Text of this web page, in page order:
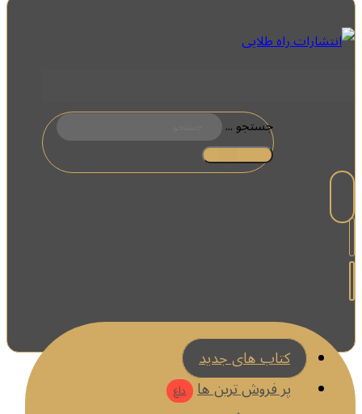
جستجو ...
کتاب های جدید
پر فروش ترین ها داغ